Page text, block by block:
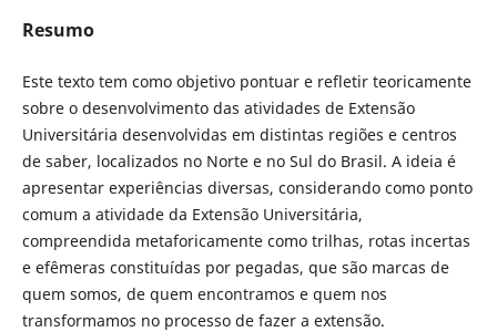
Resumo
Este texto tem como objetivo pontuar e refletir teoricamente
sobre o desenvolvimento das atividades de Extensão
Universitária desenvolvidas em distintas regiões e centros
de saber, localizados no Norte e no Sul do Brasil. A ideia é
apresentar experiências diversas, considerando como ponto
comum a atividade da Extensão Universitária,
compreendida metaforicamente como trilhas, rotas incertas
e efêmeras constituídas por pegadas, que são marcas de
quem somos, de quem encontramos e quem nos
transformamos no processo de fazer a extensão.